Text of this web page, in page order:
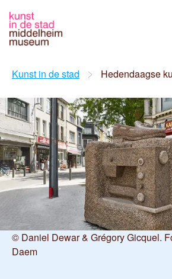
Kunst in de stad Hedendaagse
© Daniel Dewar & Grégory Gicquel.
Daem